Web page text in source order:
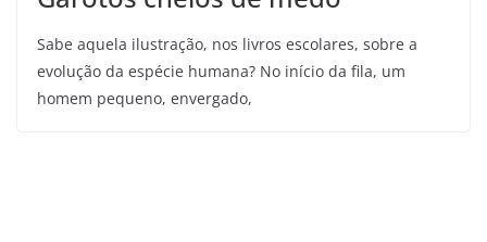
Sabe aquela ilustração, nos livros escolares, sobre a
evolução da espécie humana? No início da fila, um
homem pequeno, envergado,